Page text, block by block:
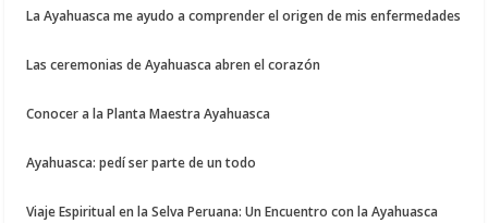
La Ayahuasca me ayudo a comprender el origen de mis enfermedades
Las ceremonias de Ayahuasca abren el corazón
Conocer a la Planta Maestra Ayahuasca
Ayahuasca: pedí ser parte de un todo
Viaje Espiritual en la Selva Peruana: Un Encuentro con la Ayahuasca